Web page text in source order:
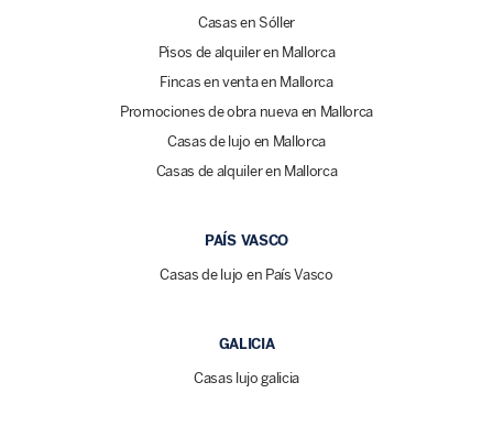
Casas en Sóller
Pisos de alquiler en Mallorca
Fincas en venta en Mallorca
Promociones de obra nueva en Mallorca
Casas de lujo en Mallorca
Casas de alquiler en Mallorca
PAÍS VASCO
Casas de lujo en País Vasco
GALICIA
Casas lujo galicia